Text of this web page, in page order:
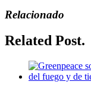
Relacionado
Related Post.